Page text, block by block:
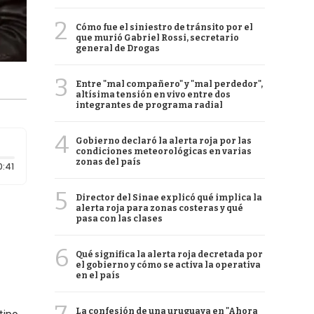
Duración: 41 segundos
2
Cómo fue el siniestro de tránsito por el
que murió Gabriel Rossi, secretario
general de Drogas
3
Entre "mal compañero" y "mal perdedor",
altísima tensión en vivo entre dos
integrantes de programa radial
4
Gobierno declaró la alerta roja por las
condiciones meteorológicas en varias
zonas del país
5
Director del Sinae explicó qué implica la
alerta roja para zonas costeras y qué
pasa con las clases
6
Qué significa la alerta roja decretada por
el gobierno y cómo se activa la operativa
en el país
La confesión de una uruguaya en "Ahora